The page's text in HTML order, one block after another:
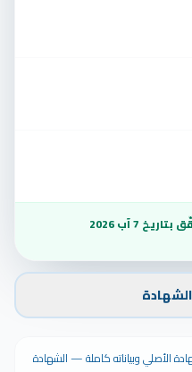
بتاريخ 7 آب 2026
تحمل رقم الشهادة الأصلي وبياناته كاملة — الشهادة